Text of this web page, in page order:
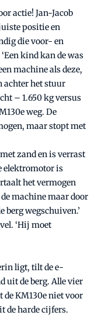
actie! Jan-Jacob
positie en
die voor- en
kind kan de was
machine als deze,
achter het stuur
– 1.650 kg versus
weg. De
maar stopt met
zand en is verrast
elektromotor is
het vermogen
machine maar door
berg wegschuiven.’
‘Hij moet
ligt, tilt de e-
uit de berg. Alle vier
de KM130e niet voor
de harde cijfers.